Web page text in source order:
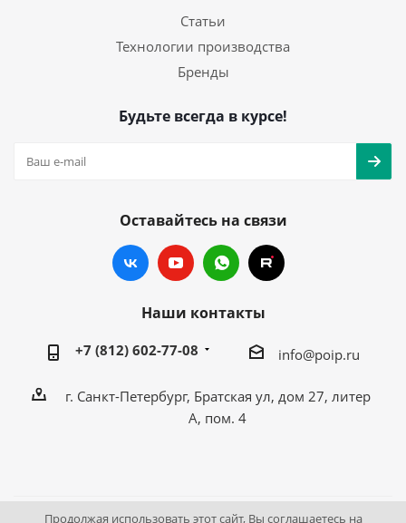
Статьи
Технологии производства
Бренды
Будьте всегда в курсе!
Оставайтесь на связи
Наши контакты
+7 (812) 602-77-08 info@poip.ru
г. Санкт-Петербург, Братская ул, дом 27, литер
А, пом. 4
Продолжая использовать этот сайт, Вы соглашаетесь на